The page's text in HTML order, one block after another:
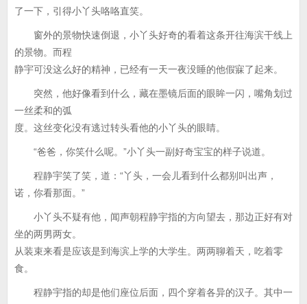
了一下，引得小丫头咯咯直笑。
窗外的景物快速倒退，小丫头好奇的看着这条开往海滨干线上
的景物。而程
静宇可没这么好的精神，已经有一天一夜没睡的他假寐了起来。
突然，他好像看到什么，藏在墨镜后面的眼眸一闪，嘴角划过
一丝柔和的弧
度。这丝变化没有逃过转头看他的小丫头的眼睛。
“爸爸，你笑什么呢。”小丫头一副好奇宝宝的样子说道。
程静宇笑了笑，道：“丫头，一会儿看到什么都别叫出声，
诺，你看那面。”
小丫头不疑有他，闻声朝程静宇指的方向望去，那边正好有对
坐的两男两女。
从装束来看是应该是到海滨上学的大学生。两两聊着天，吃着零
食。
程静宇指的却是他们座位后面，四个穿着各异的汉子。其中一